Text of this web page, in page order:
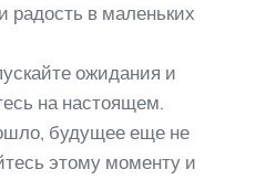
радость в маленьких
ожидания и
на настоящем.
будущее еще не
этому моменту и